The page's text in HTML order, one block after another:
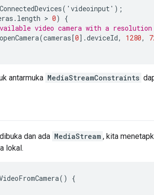
( ' videoinput' );
. length > 0)
{
video camera with a resolution
openCamera(cameras[0].deviceId, 1280,
antarmuka MediaStreamConstraints
dan ada MediaStream , kita
lokal.
()
{